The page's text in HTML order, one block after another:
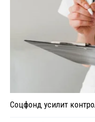
Соцфонд усилит